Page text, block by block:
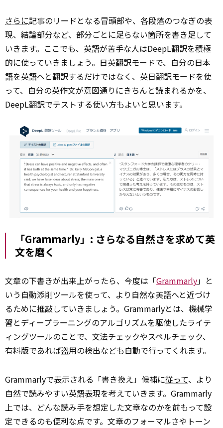
さらに記事のリードとなる冒頭部や、各段落のつなぎの表
現、結論部分など、部分ごとに足らない箇所を書き足して
いきます。ここでも、英語が苦手な人はDeepL翻訳を積極
的に使っていきましょう。日英翻訳モードで、自分の日本
語を英語へと翻訳するだけではなく、英日翻訳モードを使
って、自分の英作文が意図通りにきちんと読まれるかを、
DeepL翻訳でテストする使い方もよいと思います。
「Grammarly」: さらなる自然さを求めて英
文を磨く
文章の下書きが出来上がったら、今度は「Grammarly」と
いう自動添削ツールを使って、より自然な英語へと近づけ
るために推敲していきましょう。Grammarlyとは、機械学
習とディープラーニングのアルゴリズムを駆使したライテ
ィングツールのことで、文法チェックやスペルチェック、
有料版であれば盗用の検出なども自動で行ってくれます。
Grammarlyで表示される「書き換え」候補に従って、より
自然で読みやすい英語表現を考えていきます。Grammarly
上では、どんな読み手を想定した文章なのかを前もって設
定できるのも便利な点です。文章のフォーマルさやトーン